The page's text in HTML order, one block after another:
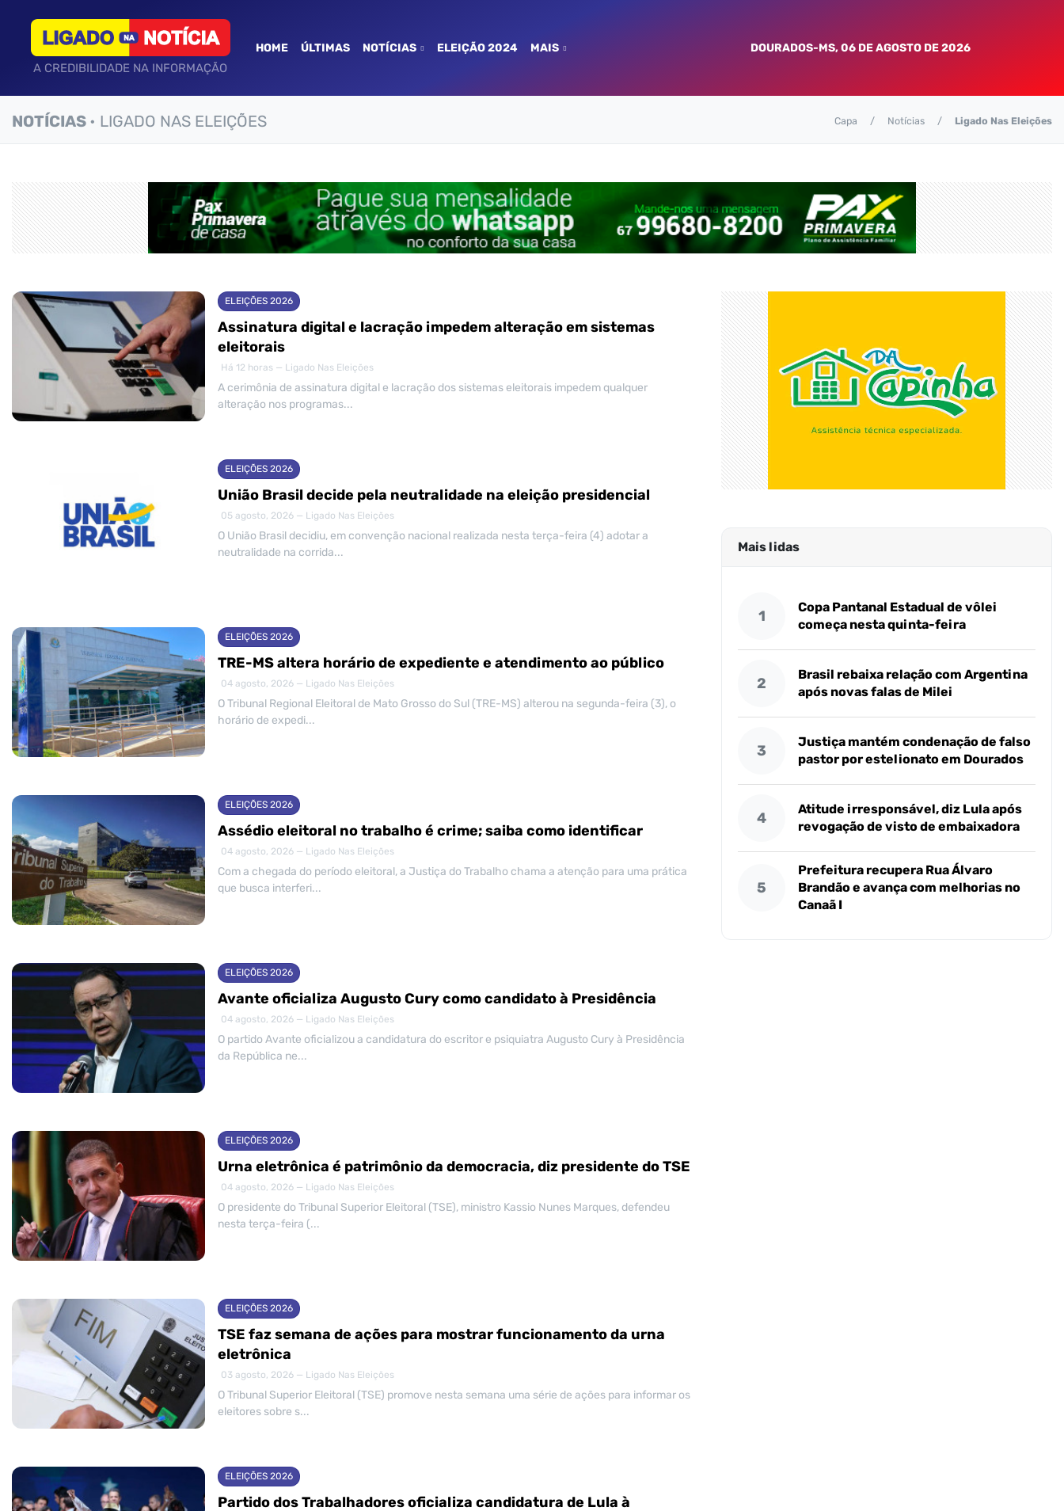
A CREDIBILIDADE NA INFORMAÇÃO
HOME ÚLTIMAS NOTÍCIAS ELEIÇÃO 2024 MAIS DOURADOS-MS, 06 DE AGOSTO DE 2026
NOTÍCIAS • LIGADO NAS ELEIÇÕES Capa Notícias Ligado Nas Eleições
ELEIÇÕES 2026
Assinatura digital e lacração impedem alteração em sistemas
eleitorais
Há 12 horas — Ligado Nas Eleições
A cerimônia de assinatura digital e lacração dos sistemas eleitorais impedem qualquer
alteração nos programas...
ELEIÇÕES 2026
União Brasil decide pela neutralidade na eleição presidencial
05 agosto, 2026 — Ligado Nas Eleições
O União Brasil decidiu, em convenção nacional realizada nesta terça-feira (4) adotar a
neutralidade na corrida...
ELEIÇÕES 2026
TRE-MS altera horário de expediente e atendimento ao público
04 agosto, 2026 — Ligado Nas Eleições
O Tribunal Regional Eleitoral de Mato Grosso do Sul (TRE-MS) alterou na segunda-feira (3), o
horário de expedi...
ELEIÇÕES 2026
Assédio eleitoral no trabalho é crime; saiba como identificar
04 agosto, 2026 — Ligado Nas Eleições
Com a chegada do período eleitoral, a Justiça do Trabalho chama a atenção para uma prática
que busca interferi...
ELEIÇÕES 2026
Avante oficializa Augusto Cury como candidato à Presidência
04 agosto, 2026 — Ligado Nas Eleições
O partido Avante oficializou a candidatura do escritor e psiquiatra Augusto Cury à Presidência
da República ne...
ELEIÇÕES 2026
Urna eletrônica é patrimônio da democracia, diz presidente do TSE
04 agosto, 2026 — Ligado Nas Eleições
O presidente do Tribunal Superior Eleitoral (TSE), ministro Kassio Nunes Marques, defendeu
nesta terça-feira (...
ELEIÇÕES 2026
TSE faz semana de ações para mostrar funcionamento da urna
eletrônica
03 agosto, 2026 — Ligado Nas Eleições
O Tribunal Superior Eleitoral (TSE) promove nesta semana uma série de ações para informar os
eleitores sobre s...
ELEIÇÕES 2026
Partido dos Trabalhadores oficializa candidatura de Lula à
Mais lidas
1
Copa Pantanal Estadual de vôlei
começa nesta quinta-feira
2
Brasil rebaixa relação com Argentina
após novas falas de Milei
3
Justiça mantém condenação de falso
pastor por estelionato em Dourados
4
Atitude irresponsável, diz Lula após
revogação de visto de embaixadora
5
Prefeitura recupera Rua Álvaro
Brandão e avança com melhorias no
Canaã I